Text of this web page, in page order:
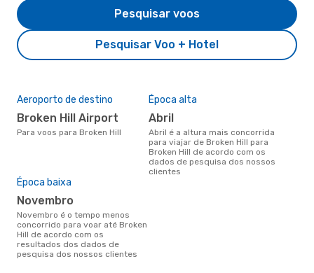
Pesquisar Voo + Hotel
Pesquisar voos
Aeroporto de destino
Broken Hill Airport
Para voos para Broken Hill
Época alta
abril
abril é a altura mais concorrida
para viajar de Broken Hill para
Broken Hill de acordo com os
dados de pesquisa dos nossos
clientes
Época baixa
novembro
novembro é o tempo menos
concorrido para voar até Broken
Hill de acordo com os
resultados dos dados de
pesquisa dos nossos clientes